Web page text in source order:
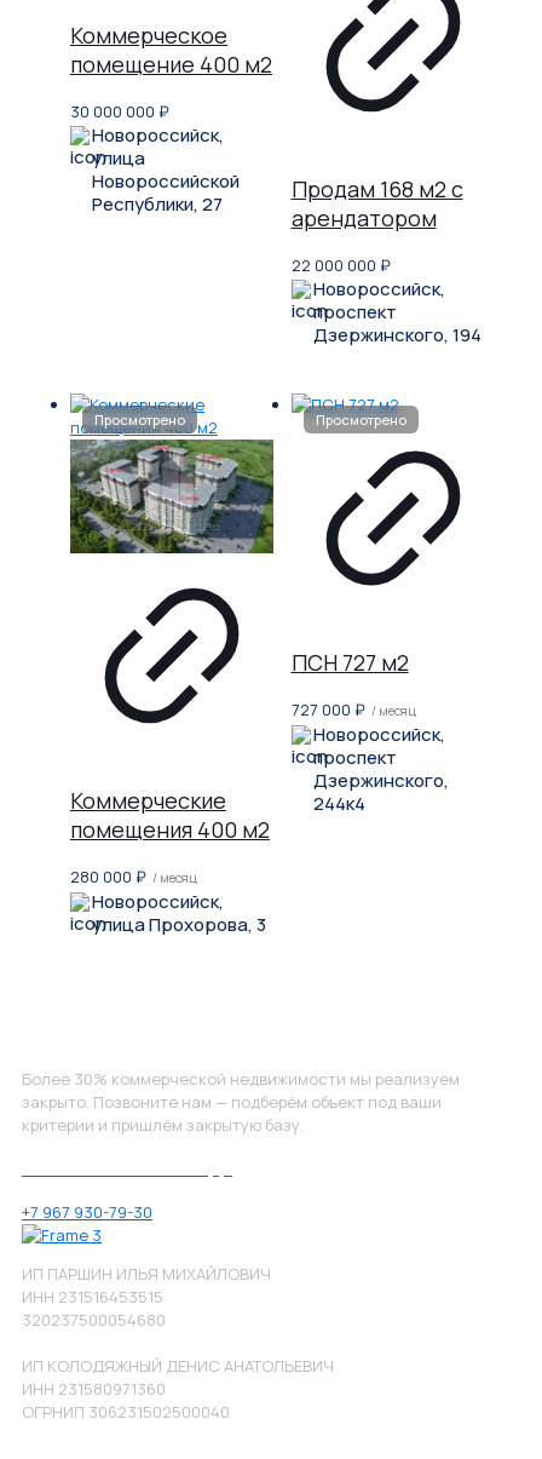
Коммерческое
помещение 400 м2
30 000 000 ₽
Новороссийск,
улица
Новороссийской
Республики, 27
Продам 168 м2 с
арендатором
22 000 000 ₽
Новороссийск,
проспект
Дзержинского, 194
Коммерческие
помещения 400 м2
280 000 ₽ / месяц
Новороссийск,
улица Прохорова, 3
ПСН 727 м2
727 000 ₽ / месяц
Новороссийск,
проспект
Дзержинского,
244к4
Более 30% коммерческой недвижимости мы реализуем
закрыто. Позвоните нам — подберём объект под ваши
критерии и пришлём закрытую базу.
+7 967 930-79-30
ИП ПАРШИН ИЛЬЯ МИХАЙЛОВИЧ
ИНН 231516453515
320237500054680
ИП КОЛОДЯЖНЫЙ ДЕНИС АНАТОЛЬЕВИЧ
ИНН 231580971360
ОГРНИП 306231502500040